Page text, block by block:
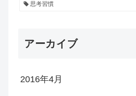
思考習慣
アーカイブ
2016年4月